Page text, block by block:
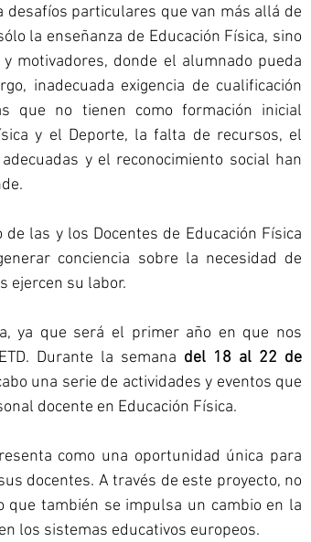
desafíos particulares que van más allá de
la enseñanza de Educación Física, sino
motivadores, donde el alumnado pueda
inadecuada exigencia de cualificación
que no tienen como formación inicial
y el Deporte, la falta de recursos, el
y el reconocimiento social han
las y los Docentes de Educación Física
conciencia sobre la necesidad de
ejercen su labor.
ya que será el primer año en que nos
Durante la semana del 18 al 22 de
una serie de actividades y eventos que
docente en Educación Física.
como una oportunidad única para
docentes. A través de este proyecto, no
que también se impulsa un cambio en la
los sistemas educativos europeos.